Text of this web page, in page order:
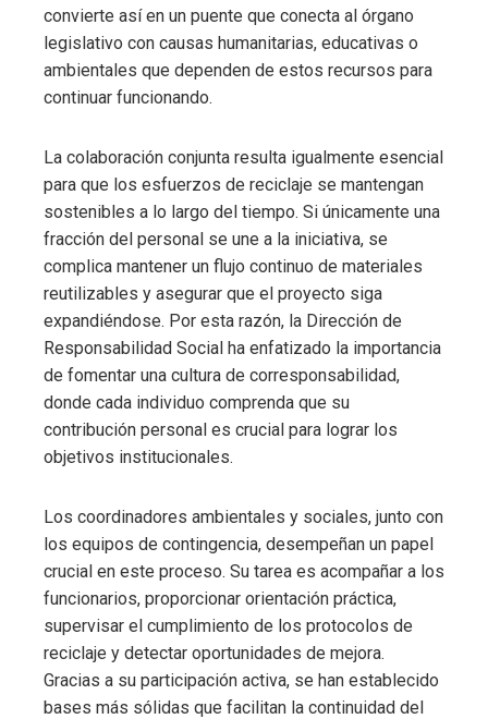
convierte así en un puente que conecta al órgano
legislativo con causas humanitarias, educativas o
ambientales que dependen de estos recursos para
continuar funcionando.
La colaboración conjunta resulta igualmente esencial
para que los esfuerzos de reciclaje se mantengan
sostenibles a lo largo del tiempo. Si únicamente una
fracción del personal se une a la iniciativa, se
complica mantener un flujo continuo de materiales
reutilizables y asegurar que el proyecto siga
expandiéndose. Por esta razón, la Dirección de
Responsabilidad Social ha enfatizado la importancia
de fomentar una cultura de corresponsabilidad,
donde cada individuo comprenda que su
contribución personal es crucial para lograr los
objetivos institucionales.
Los coordinadores ambientales y sociales, junto con
los equipos de contingencia, desempeñan un papel
crucial en este proceso. Su tarea es acompañar a los
funcionarios, proporcionar orientación práctica,
supervisar el cumplimiento de los protocolos de
reciclaje y detectar oportunidades de mejora.
Gracias a su participación activa, se han establecido
bases más sólidas que facilitan la continuidad del